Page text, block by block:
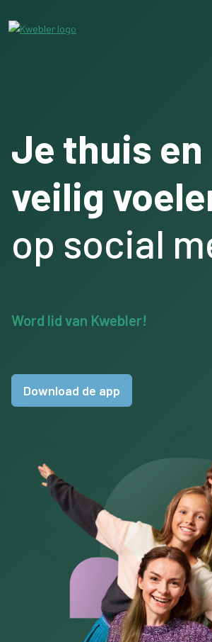
Je thuis en
veilig
op social
Word lid van Kwebler!
Download de app